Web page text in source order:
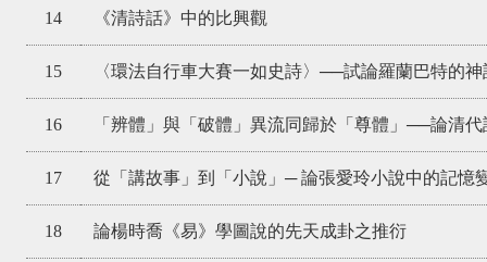
14 《清詩話》中的比興觀
15 〈環法自行車大賽一如史詩〉──試論羅蘭巴特的
16 「辨體」與「破體」異流同歸於「尊體」──論清
17 從「講故事」到「小說」─ 論張愛玲小說中的記憶
18 論楊時喬《易》學圖說的先天成卦之推衍